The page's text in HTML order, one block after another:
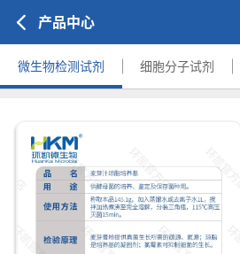
产品中心
微生物检测试剂 细胞分子试剂